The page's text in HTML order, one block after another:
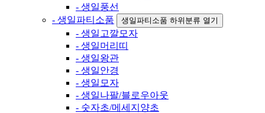
- 생일풍선
- 생일파티소품
생일파티소품 하위분류 열기
- 생일고깔모자
- 생일머리띠
- 생일왕관
- 생일안경
- 생일모자
- 생일나팔/블로우아웃
- 숫자초/메세지양초